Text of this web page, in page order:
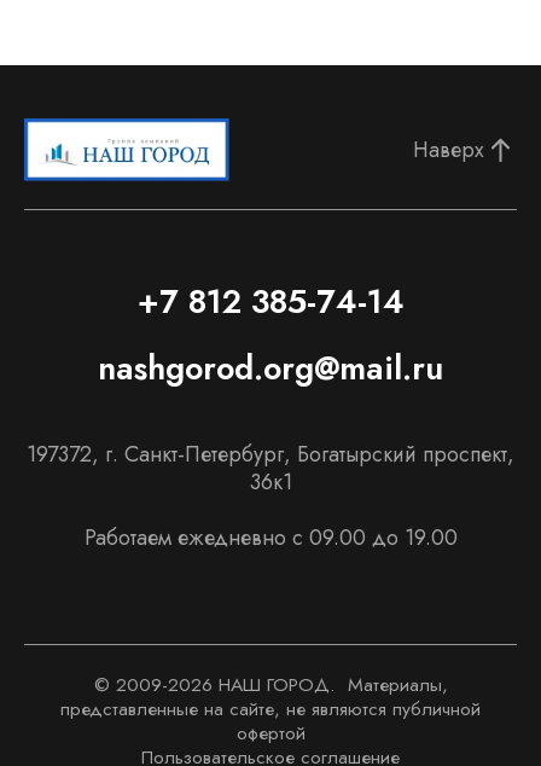
Наверх
+7 812 385-74-14
nashgorod.org@mail.ru
197372, г. Санкт-Петербург, Богатырский проспект,
36к1
Работаем ежедневно с 09.00 до 19.00
© 2009-2026 НАШ ГОРОД. Материалы,
представленные на сайте, не являются публичной
офертой
Пользовательское соглашение